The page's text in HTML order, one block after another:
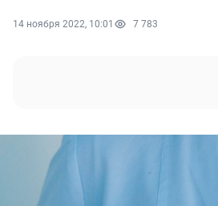
14 ноября 2022, 10:01 7 783